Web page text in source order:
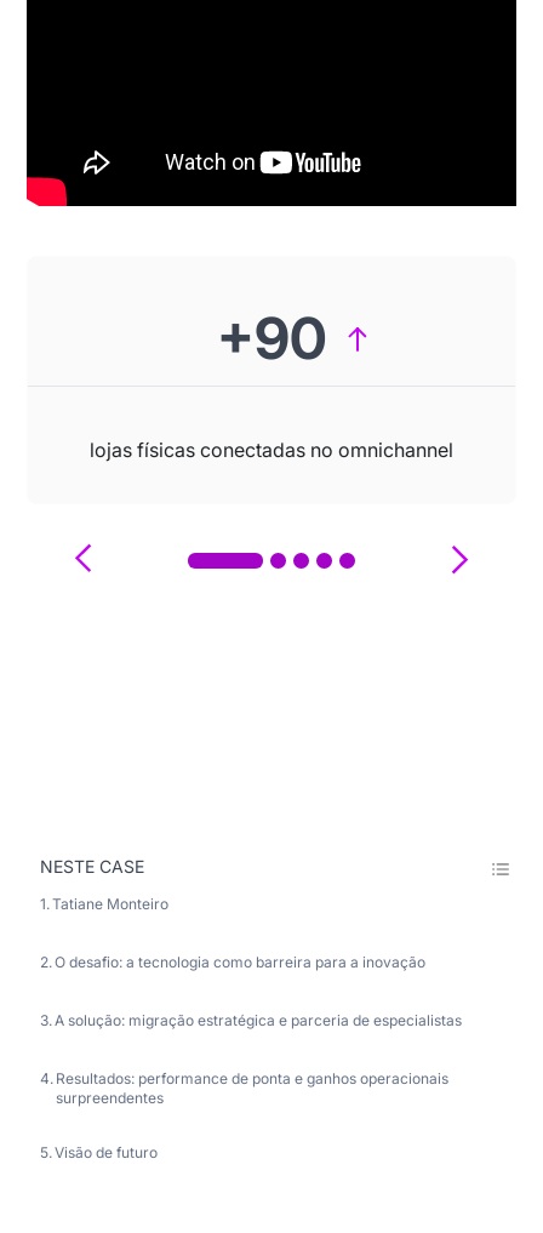
NESTE CASE
Tatiane Monteiro
O desafio: a tecnologia como barreira para a inovação
A solução: migração estratégica e parceria de especialistas
Resultados: performance de ponta e ganhos operacionais
surpreendentes
Visão de futuro
+90
lojas físicas conectadas no omnichannel
‹
›